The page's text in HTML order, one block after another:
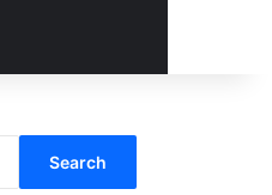
Search